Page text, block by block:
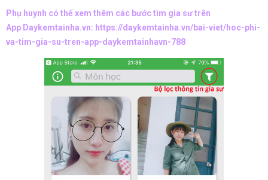
Phụ huynh có thể xem thêm các bước tìm gia sư trên
App Daykemtainha.vn: https://daykemtainha.vn/bai-viet/hoc-phi-
va-tim-gia-su-tren-app-daykemtainhavn-788